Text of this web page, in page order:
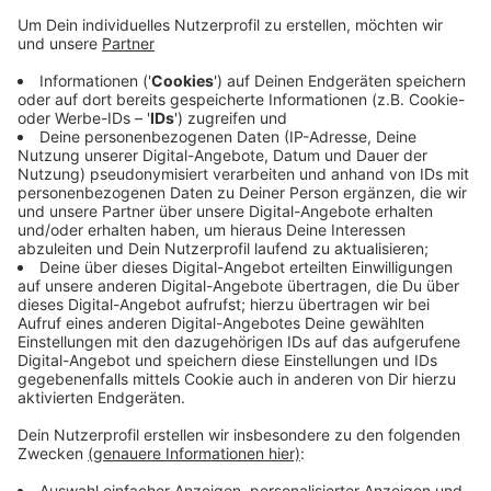
Dem jungen Mann wird versuchter Totschlag
vorgeworfen. Laut der Polizei soll der 33-Jährige in der
Nacht auf Samstag im Bereich Speickerstraße/
Hittastraße mit einer Gruppe Jugendlicher rund um den
17-Jährigen aneinander geraten sein. Bei der
anschließenden Rangelei mit dem Tatverdächtigen
habe er sich dann die Stichverletzungen zugezogen.
Nach ersten Erkentnissen spielten bei der Tat
bestehende persönliche Streitigkeiten zwischen den
beiden Beteiligten eine zentrale Rolle.
Anzeige